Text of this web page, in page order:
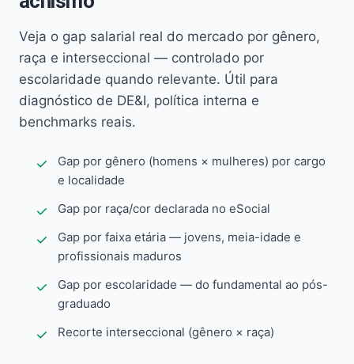
Veja o gap salarial real do mercado por gênero,
raça e interseccional — controlado por
escolaridade quando relevante. Útil para
diagnóstico de DE&I, política interna e
benchmarks reais.
Gap por gênero (homens × mulheres) por cargo
e localidade
Gap por raça/cor declarada no eSocial
Gap por faixa etária — jovens, meia-idade e
profissionais maduros
Gap por escolaridade — do fundamental ao pós-
graduado
Recorte interseccional (gênero × raça)